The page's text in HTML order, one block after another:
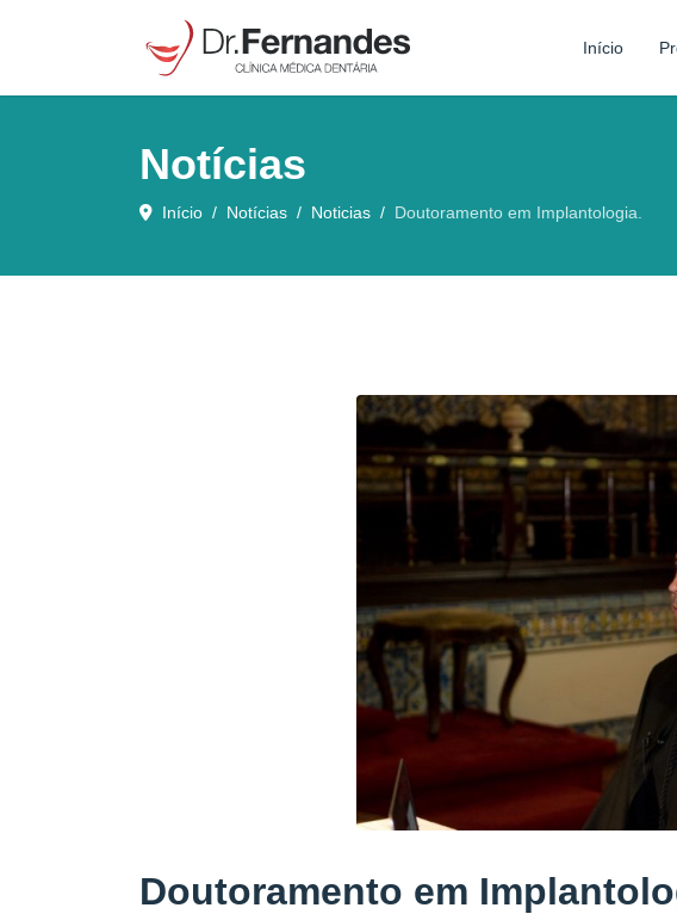
Início
Notícias
Início Notícias Noticias Doutoramento em Implantologia.
Doutoramento em